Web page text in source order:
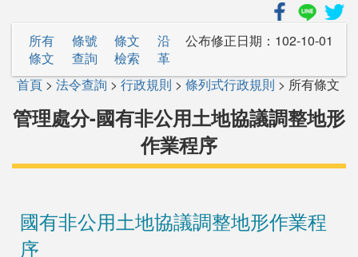
所有
條文
條號
查詢
條文
檢索
沿
革
公布修正日期： 102-10-01
首頁 > 法令查詢 > 行政規則 > 條列式行政規則 > 所有條文
管理處分-國有非公用土地協議調整地形
作業程序
國有非公用土地協議調整地形作業程
序